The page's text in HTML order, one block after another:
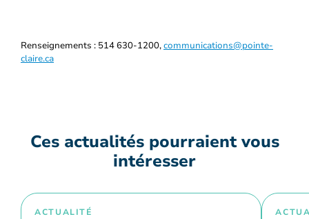
Renseignements : 514 630-1200,communications@pointe-
claire.ca
Ces actualités pourraient vous
intéresser
ACTUALITÉ